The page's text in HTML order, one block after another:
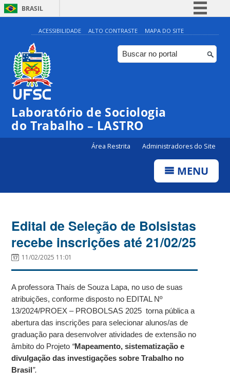
BRASIL
Simplifique!
Comunica BR
Participe
Canais
ACESSIBILIDADE ALTO CONTRASTE MAPA DO SITE
Laboratório de Sociologia
do Trabalho – LASTRO
Área Restrita Administradores do Site
MENU
Edital de Seleção de Bolsistas
recebe inscrições até 21/02/25
11/02/2025 11:01
A professora Thaís de Souza Lapa, no uso de suas
atribuições, conforme disposto no EDITAL Nº
13/2024/PROEX – PROBOLSAS 2025 torna pública a
abertura das inscrições para selecionar alunos/as de
graduação para desenvolver atividades de extensão no
âmbito do Projeto “Mapeamento, sistematização e
divulgação das investigações sobre Trabalho no
Brasil”.